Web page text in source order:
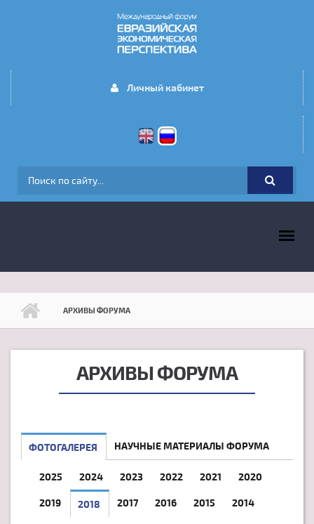
Личный кабинет
ФОРМА ПОИСКА
АРХИВЫ ФОРУМА
АРХИВЫ ФОРУМА
ФОТОГАЛЕРЕЯ НАУЧНЫЕ МАТЕРИАЛЫ ФОРУМА
2025 2024 2023 2022 2021 2020
2019 2018 2017 2016 2015 2014